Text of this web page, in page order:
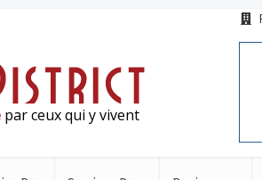
par ceux qui y vivent